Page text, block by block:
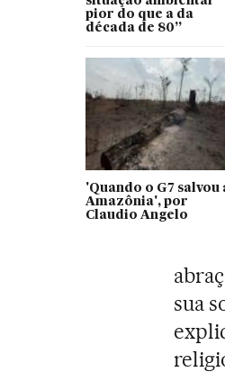
pior do que a da
década de 80”
'Quando o G7 salvou
Amazônia', por
Claudio Angelo
sua